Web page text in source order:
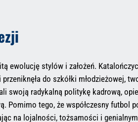
ewolucję stylów i założeń.
do szkółki młodzieżowej,
swoją radykalną politykę kadrową,
Pomimo tego, że współczesny futbol
na lojalności, tożsamości i